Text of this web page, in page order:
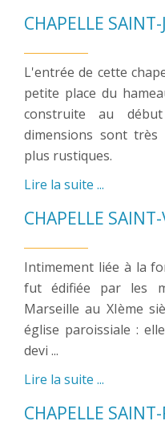
CHAPELLE SAINT-
L'entrée de cette
petite place du
construite au
dimensions sont
plus rustiques.
Lire la suite ...
CHAPELLE
Intimement liée à la
fut édifiée par les
Marseille au XIème
église paroissiale :
devi ...
Lire la suite ...
CHAPELLE